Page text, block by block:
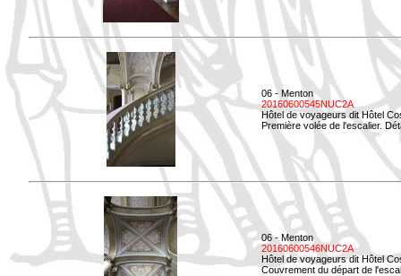
06 - Menton
20160600545NUC2A
Hôtel de voyageurs dit Hôtel
Première volée de l'escalier.
06 - Menton
20160600546NUC2A
Hôtel de voyageurs dit Hôtel
Couvrement du départ de